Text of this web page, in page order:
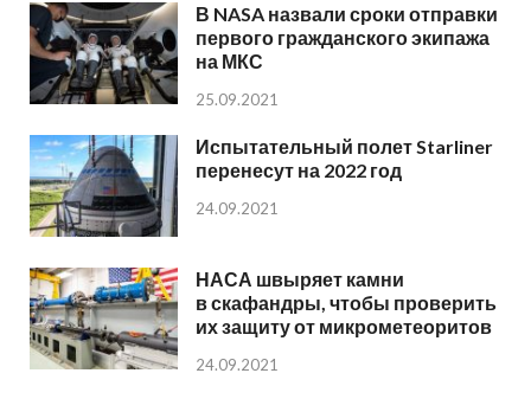
В NASA назвали сроки отправки
первого гражданского экипажа
на МКС
25.09.2021
Испытательный полет Starliner
перенесут на 2022 год
24.09.2021
НАСА швыряет камни
в скафандры, чтобы проверить
их защиту от микрометеоритов
24.09.2021